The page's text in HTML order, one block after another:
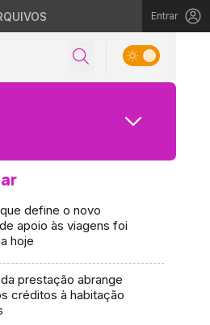
Entrar
define o novo
apoio às viagens foi
hoje
prestação abrange
créditos à habitação